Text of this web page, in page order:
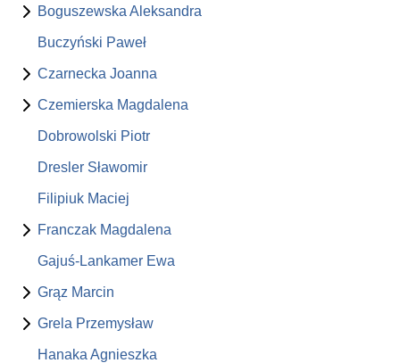
Boguszewska Aleksandra
Buczyński Paweł
Czarnecka Joanna
Czemierska Magdalena
Dobrowolski Piotr
Dresler Sławomir
Filipiuk Maciej
Franczak Magdalena
Gajuś-Lankamer Ewa
Grąz Marcin
Grela Przemysław
Hanaka Agnieszka